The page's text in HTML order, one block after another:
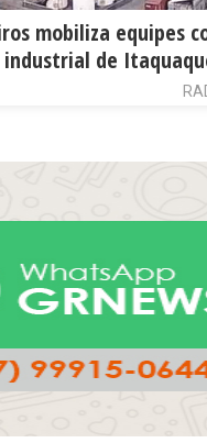
mobiliza equipes
industrial de